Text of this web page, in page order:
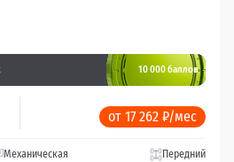
10 000 баллов
от 17 262 ₽/мес
Механическая Передний